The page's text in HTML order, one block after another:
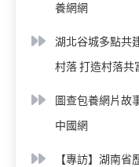
養網網
湖北谷城多點共
村落 打造村落共
圖查包養網片故
中國網
【專訪】湖南